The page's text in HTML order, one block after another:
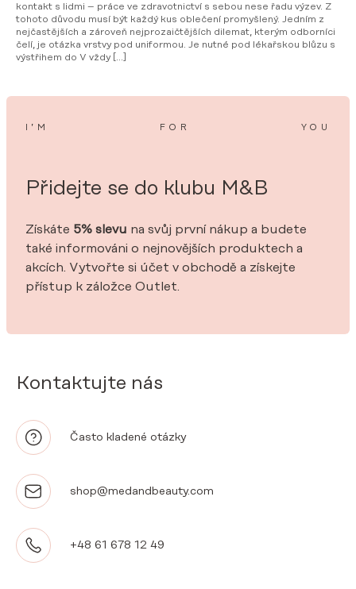
kontakt s lidmi – práce ve zdravotnictví s sebou nese řadu výzev. Z
tohoto důvodu musí být každý kus oblečení promyšlený. Jedním z
nejčastějších a zároveň nejprozaičtějších dilemat, kterým odborníci
čelí, je otázka vrstvy pod uniformou. Je nutné pod lékařskou blůzu s
výstřihem do V vždy […]
Kontaktujte nás
Často kladené otázky
shop@medandbeauty.com
+48 61 678 12 49
I’M FOR YOU
Přidejte se do klubu M&B
Získáte 5% slevu na svůj první nákup a budete
také informováni o nejnovějších produktech a
akcích. Vytvořte si účet v obchodě a získejte
přístup k záložce Outlet.